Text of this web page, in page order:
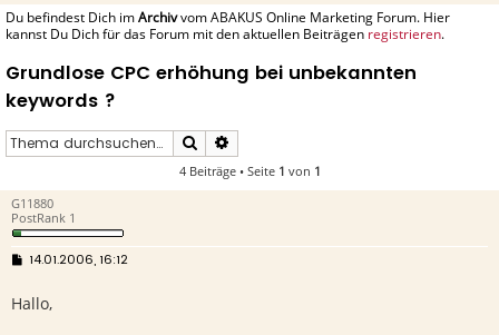
Du befindest Dich imArchivvom ABAKUS Online Marketing Forum. Hier
kannst Du Dich für das Forum mit den aktuellen Beiträgen registrieren.
Grundlose CPC erhöhung bei unbekannten
keywords ?
Suche
4 Beiträge • Seite 1 von 1
G11880
PostRank 1
B
t
14.01.2006, 16:12
Hallo,